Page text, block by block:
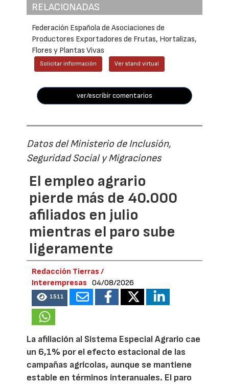
RELACIONADAS
Federación Española de Asociaciones de
Productores Exportadores de Frutas, Hortalizas,
Flores y Plantas Vivas
Solicitar información Ver stand virtual
ver/escribir comentarios
Datos del Ministerio de Inclusión,
Seguridad Social y Migraciones
El empleo agrario
pierde más de 40.000
afiliados en julio
mientras el paro sube
ligeramente
Redacción Tierras /
Interempresas
04/08/2026
1511
La afiliación al Sistema Especial Agrario cae
un 6,1% por el efecto estacional de las
campañas agrícolas, aunque se mantiene
estable en términos interanuales. El paro